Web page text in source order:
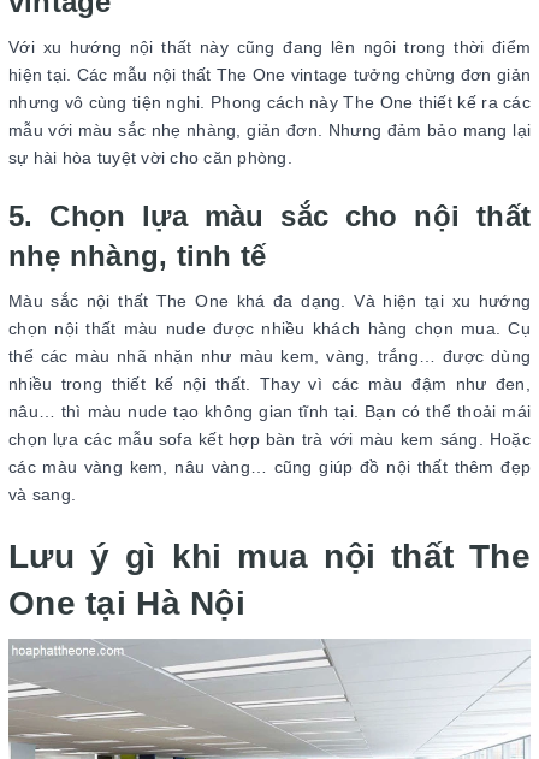
Với xu hướng nội thất này cũng đang lên ngôi trong thời điểm
hiện tại. Các mẫu nội thất The One vintage tưởng chừng đơn giản
nhưng vô cùng tiện nghi. Phong cách này The One thiết kế ra các
mẫu với màu sắc nhẹ nhàng, giản đơn. Nhưng đảm bảo mang lại
sự hài hòa tuyệt vời cho căn phòng.
5. Chọn lựa màu sắc cho nội thất
nhẹ nhàng, tinh tế
Màu sắc nội thất The One khá đa dạng. Và hiện tại xu hướng
chọn nội thất màu nude được nhiều khách hàng chọn mua. Cụ
thể các màu nhã nhặn như màu kem, vàng, trắng… được dùng
nhiều trong thiết kế nội thất. Thay vì các màu đậm như đen,
nâu… thì màu nude tạo không gian tĩnh tại. Bạn có thể thoải mái
chọn lựa các mẫu sofa kết hợp bàn trà với màu kem sáng. Hoặc
các màu vàng kem, nâu vàng… cũng giúp đồ nội thất thêm đẹp
và sang.
Lưu ý gì khi mua nội thất The
One tại Hà Nội